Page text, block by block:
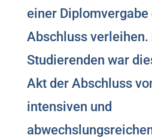
einer Diplomvergabe
Abschluss verleihen.
Studierenden war
Akt der Abschluss
intensiven und